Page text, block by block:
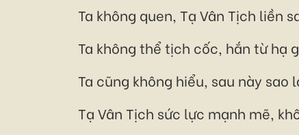
Ta không quen, Tạ Vân Tịch liền
Ta không thể tịch cốc, hắn từ hạ
Ta cũng không hiểu, sau này sao
Tạ Vân Tịch sức lực mạnh mẽ,